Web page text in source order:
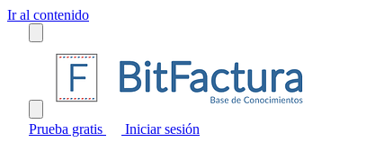
Ir al contenido
Prueba gratis Iniciar sesión